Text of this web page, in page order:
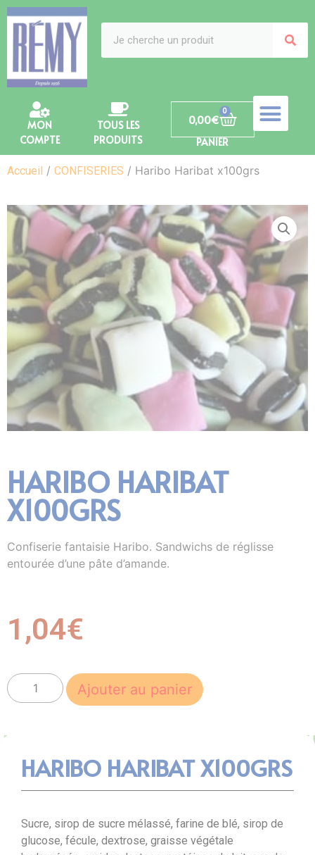
MON
COMPTE
TOUS LES
PRODUITS
0,00€
0
PANIER
Accueil / CONFISERIES / Haribo Haribat x100grs
HARIBO HARIBAT
X100GRS
Confiserie fantaisie Haribo. Sandwichs de réglisse
entourée d’une pâte d’amande.
1,04€
Ajouter au panier
HARIBO HARIBAT X100GRS
Sucre, sirop de sucre mélassé, farine de blé, sirop de
glucose, fécule, dextrose, graisse végétale